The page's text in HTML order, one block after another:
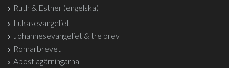
Ruth & Esther (engelska)
Lukasevangeliet
Johannesevangeliet & tre brev
Romarbrevet
Apostlagärningarna